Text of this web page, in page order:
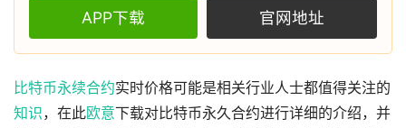
APP下载 官网地址
比特币永续合约实时价格可能是相关行业人士都值得关注的
知识，在此欧意下载对比特币永久合约进行详细的介绍，并